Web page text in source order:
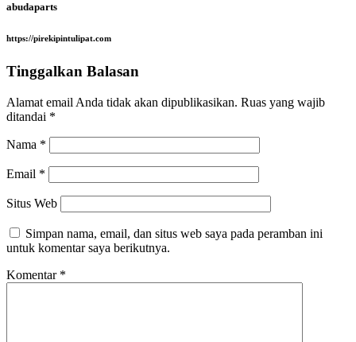
abudaparts
https://pirekipintulipat.com
Tinggalkan Balasan
Alamat email Anda tidak akan dipublikasikan. Ruas yang wajib
ditandai *
Nama *
Email *
Situs Web
Simpan nama, email, dan situs web saya pada peramban ini
untuk komentar saya berikutnya.
Komentar *